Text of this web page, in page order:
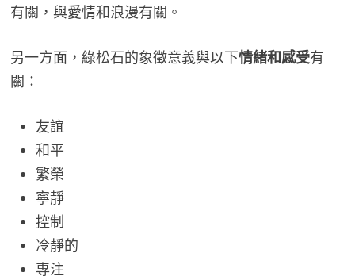
有關，與愛情和浪漫有關。
另一方面，綠松石的象徵意義與以下情緒和感受有
關：
友誼
和平
繁榮
寧靜
控制
冷靜的
專注